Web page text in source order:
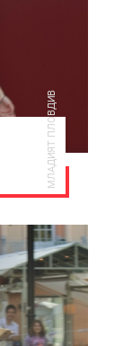
МЛАДИЯТ ПЛОВДИВ